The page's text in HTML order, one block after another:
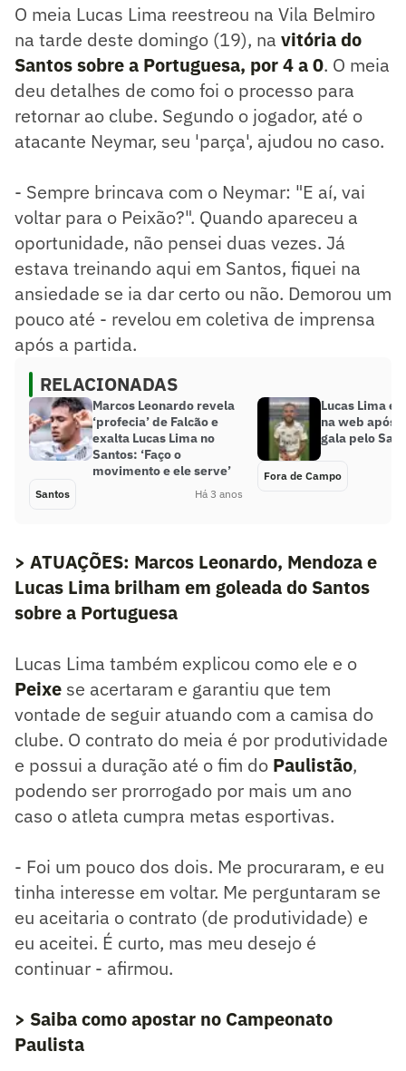
O meia Lucas Lima reestreou na Vila Belmiro
na tarde deste domingo (19), na vitória do
Santos sobre a Portuguesa, por 4 a 0. O meia
deu detalhes de como foi o processo para
retornar ao clube. Segundo o jogador, até o
atacante Neymar, seu 'parça', ajudou no caso.
- Sempre brincava com o Neymar: "E aí, vai
voltar para o Peixão?". Quando apareceu a
oportunidade, não pensei duas vezes. Já
estava treinando aqui em Santos, fiquei na
ansiedade se ia dar certo ou não. Demorou um
pouco até - revelou em coletiva de imprensa
após a partida.
RELACIONADAS
Marcos Leonardo revela
‘profecia’ de Falcão e
exalta Lucas Lima no
Santos: ‘Faço o
movimento e ele serve’
Santos Há 3 anos
Lucas Lima é
na web após
gala pelo
Fora de Campo
> ATUAÇÕES: Marcos Leonardo, Mendoza e
Lucas Lima brilham em goleada do Santos
sobre a Portuguesa
Lucas Lima também explicou como ele e o
Peixe se acertaram e garantiu que tem
vontade de seguir atuando com a camisa do
clube. O contrato do meia é por produtividade
e possui a duração até o fim do Paulistão,
podendo ser prorrogado por mais um ano
caso o atleta cumpra metas esportivas.
- Foi um pouco dos dois. Me procuraram, e eu
tinha interesse em voltar. Me perguntaram se
eu aceitaria o contrato (de produtividade) e
eu aceitei. É curto, mas meu desejo é
continuar - afirmou.
> Saiba como apostar no Campeonato
Paulista